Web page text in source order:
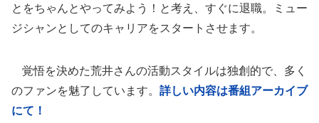
とをちゃんとやってみよう！と考え、すぐに退職。ミュー
ジシャンとしてのキャリアをスタートさせます。
覚悟を決めた荒井さんの活動スタイルは独創的で、多く
のファンを魅了しています。 詳しい内容は番組アーカイブ
にて！